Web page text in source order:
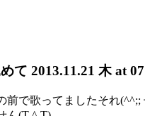
て 2013.11.21 木 at
前で歌ってましたそれ